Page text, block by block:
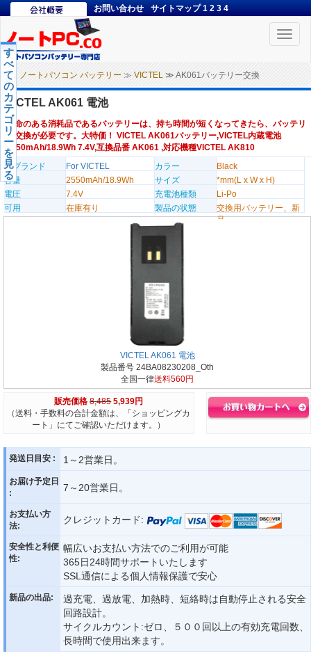
お問い合わせ サイトマップ 1 2 3 4
Toggle
ノートパソコン バッテリー ≫ VICTEL ≫ AK061バッテリー交換
す
べ
て
の
カ
テ
ゴ
リ
ー
を
見
る
VICTEL AK061 電池
寿命のある消耗品であるバッテリーは、持ち時間が短くなってきたら、バッテリ
ー交換が必要です。大特価！ VICTEL AK061バッテリー,VICTEL内蔵電池
2550mAh/18.9Wh 7.4V,互換品番 AK061 ,対応機種VICTEL AK810
のブランド
For VICTEL カラー
Black
容量
2550mAh/18.9Wh サイズ
*mm(L x W x H)
電圧
7.4V 充電池種類
Li-Po
可用
在庫有り 製品の状態
交換用バッテリー、新
品
VICTEL AK061 電池
製品番号 24BA08230208_Oth
全国一律送料560円
販売価格 8,485 5,939円
（送料・手数料の合計金額は、「ショッピングカ
ート」にてご確認いただけます。）
発送日目安 : 1～2営業日。
お届け予定日
:
7～20営業日。
お支払い方
法:
クレジットカード:
安全性と利便
性:
幅広いお支払い方法でのご利用が可能
365日24時間サポートいたします
SSL通信による個人情報保護で安心
新品の出品:
過充電、過放電、加熱時、短絡時は自動停止される安全
回路設計。
サイクルカウント:ゼロ、５００回以上の有効充電回数、
長時間で使用出来ます。